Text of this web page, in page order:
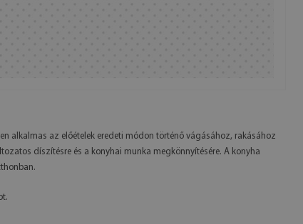
alkalmas az előételek eredeti módon történő vágásához, rakásához
díszítésre és a konyhai munka megkönnyítésére. A konyha